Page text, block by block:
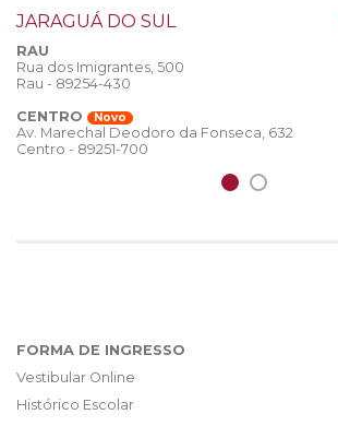
JARAGUÁ DO SUL
RAU
Rua dos Imigrantes, 500
Rau - 89254-430
CENTRO
Novo
Av. Marechal Deodoro da Fonseca, 632
Centro - 89251-700
FORMA DE INGRESSO
Vestibular Online
Histórico Escolar